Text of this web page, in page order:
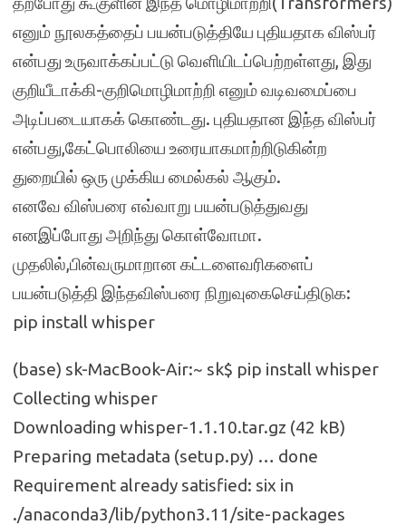
எனும் நூலகத்தைப் பயன்படுத்தியே புதியதாக விஸ்பர்
என்பது உருவாக்கப்பட்டு வெளியிடப்பெற்றள்ளது, இது
குறியீடாக்கி-குறிமொழிமாற்றி எனும் வடிவமைப்பை
அடிப்படையாகக் கொண்டது. புதியதான இந்த விஸ்பர்
என்பது,கேட்பொலியை உரையாகமாற்றிடுகின்ற
துறையில் ஒரு முக்கிய மைல்கல் ஆகும்.
எனவே விஸ்பரை எவ்வாறு பயன்படுத்துவது
எனஇப்போது அறிந்து கொள்வோமா.
முதலில்,பின்வருமாறான கட்டளைவரிகளைப்
பயன்படுத்தி இந்தவிஸ்பரை நிறுவுகைசெய்திடுக:
pip install whisper
(base) sk-MacBook-Air:~ sk$ pip install whisper
Collecting whisper
Downloading whisper-1.1.10.tar.gz (42 kB)
Preparing metadata (setup.py) … done
Requirement already satisfied: six in
./anaconda3/lib/python3.11/site-packages